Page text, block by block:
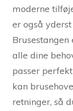
moderne
er også
alle dine
passer
kan
retninger, så